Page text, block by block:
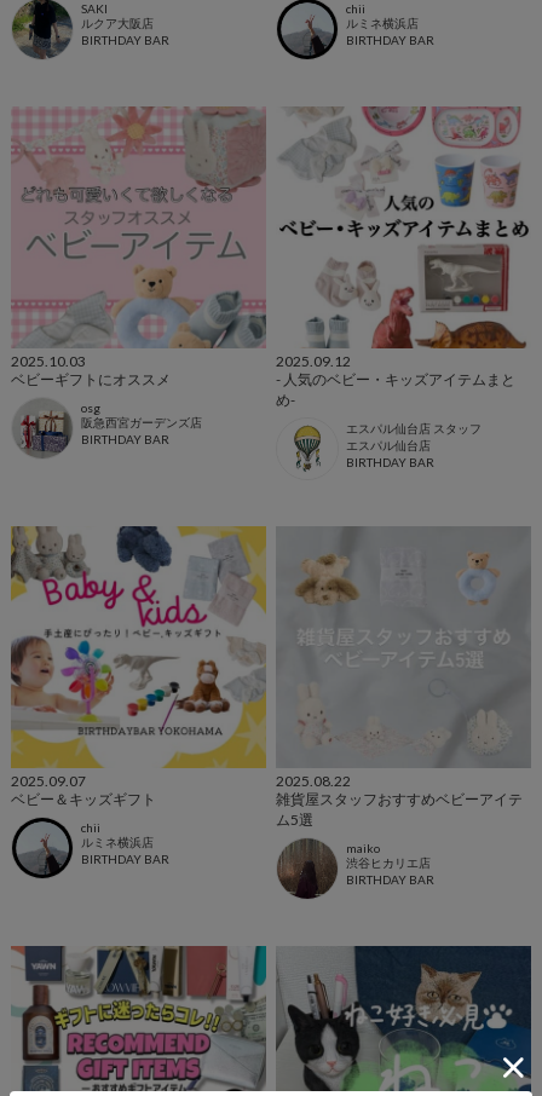
SAKI
ルクア大阪店
BIRTHDAY BAR
chii
ルミネ横浜店
BIRTHDAY BAR
2025.10.03
ベビーギフトにオススメ
osg
阪急西宮ガーデンズ店
BIRTHDAY BAR
2025.09.12
- 人気のベビー・キッズアイテムまと
め-
エスパル仙台店 スタッフ
エスパル仙台店
BIRTHDAY BAR
2025.09.07
ベビー＆キッズギフト
chii
ルミネ横浜店
BIRTHDAY BAR
2025.08.22
雑貨屋スタッフおすすめベビーアイテ
ム5選
maiko
渋谷ヒカリエ店
BIRTHDAY BAR